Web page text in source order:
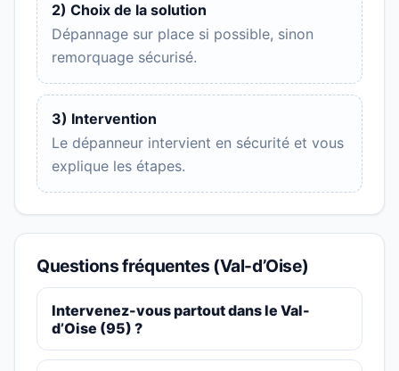
2) Choix de la solution
Dépannage sur place si possible, sinon
remorquage sécurisé.
3) Intervention
Le dépanneur intervient en sécurité et vous
explique les étapes.
Questions fréquentes (Val-d’Oise)
Intervenez-vous partout dans le Val-
d’Oise (95) ?